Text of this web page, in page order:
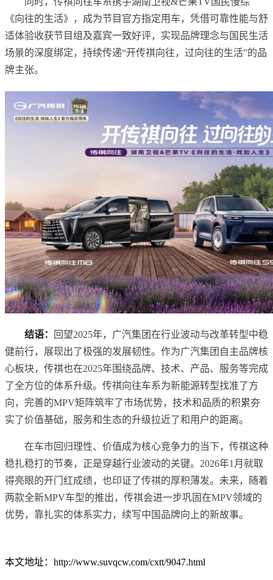
《向往的生活》，成为节目官方指定用车，凭借可靠性能与舒
适体验收获节目组及嘉宾一致好评，实现品牌理念与国民生活
场景的深度绑定，持续传递“开传祺向往，过向往的生活”的品
牌主张。
结语：
回望2025年，广汽集团在行业波动与改革转型中稳
健前行，展现出了极强的发展韧性。作为广汽集团自主品牌核
心板块，传祺也在2025年围绕品牌、技术、产品、服务等完成
了全方位的体系升级。传祺向往车系为新能源转型找准了方
向，完善的MPV矩阵筑牢了市场优势，技术和品质的积累夯
实了价值基础，服务和生态的升级拉近了和用户的距离。
在车市回归理性、价值成为核心竞争力的当下，传祺这种
稳扎稳打的节奏，正是穿越行业波动的关键。2026年1月就取
得亮眼的开门红成绩，也印证了传祺的厚积薄发。未来，随着
两款全新MPV车型的推出，传祺会进一步巩固在MPV领域的
优势，靠扎实的体系实力，续写中国品牌向上的新故事。
本文地址：http://www.suvqcw.com/cxtt/9047.html